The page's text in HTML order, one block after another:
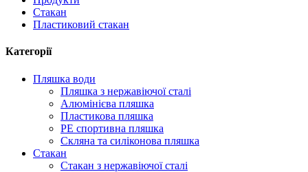
Стакан
Пластиковий стакан
Категорії
Пляшка води
Пляшка з нержавіючої сталі
Алюмінієва пляшка
Пластикова пляшка
PE спортивна пляшка
Скляна та силіконова пляшка
Стакан
Стакан з нержавіючої сталі